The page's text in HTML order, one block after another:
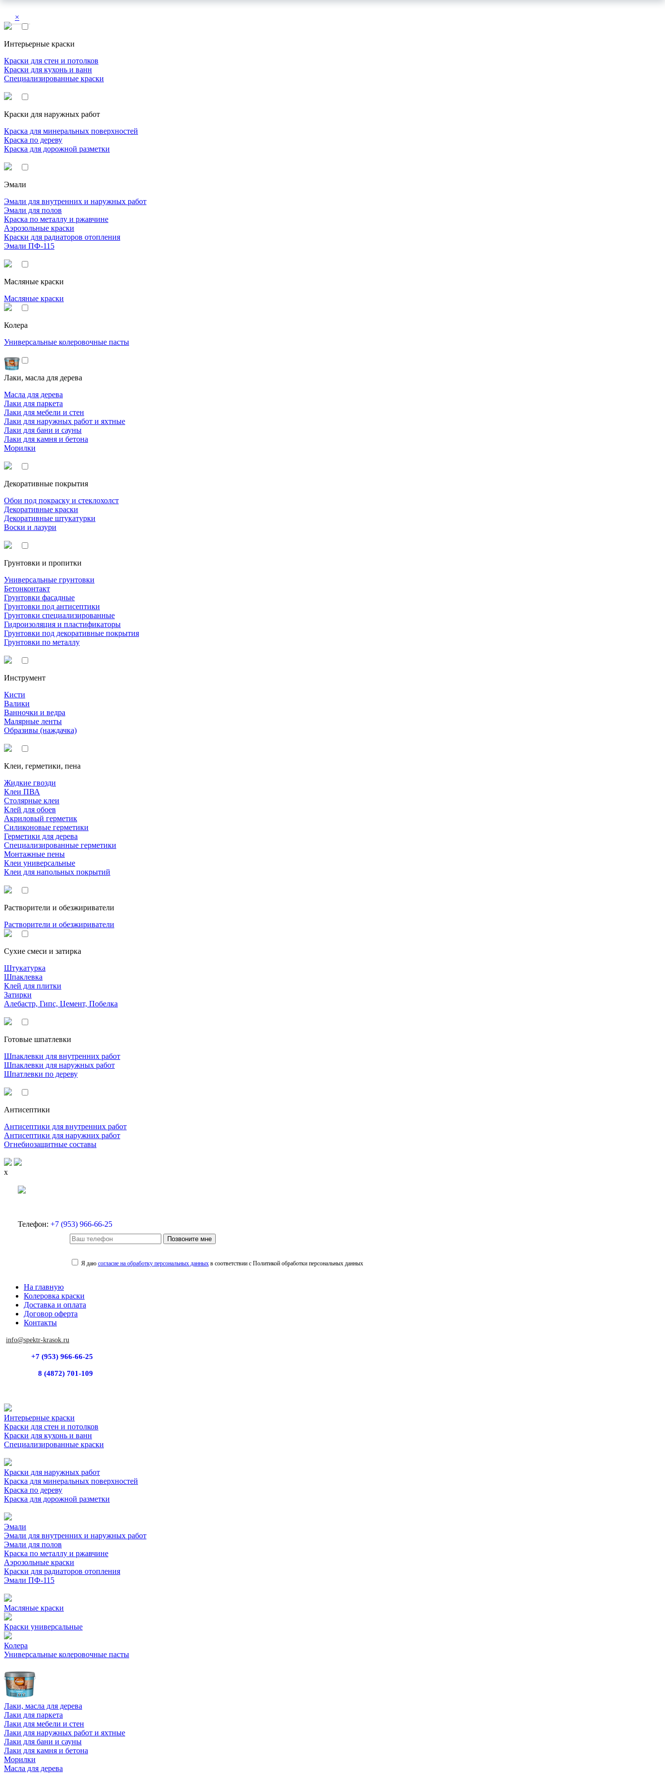
×
Интерьерные краски
Краски для стен и потолков
Краски для кухонь и ванн
Специализированные краски
Краски для наружных работ
Краска для минеральных поверхностей
Краска по дереву
Краска для дорожной разметки
Эмали
Эмали для внутренних и наружных работ
Эмали для полов
Краска по металлу и ржавчине
Аэрозольные краски
Краски для радиаторов отопления
Эмали ПФ-115
Масляные краски
Масляные краски
Колера
Универсальные колеровочные пасты
Лаки, масла для дерева
Масла для дерева
Лаки для паркета
Лаки для мебели и стен
Лаки для наружных работ и яхтные
Лаки для бани и сауны
Лаки для камня и бетона
Морилки
Декоративные покрытия
Обои под покраску и стеклохолст
Декоративные краски
Декоративные штукатурки
Воски и лазури
Грунтовки и пропитки
Универсальные грунтовки
Бетонконтакт
Грунтовки фасадные
Грунтовки под антисептики
Грунтовки специализированные
Гидроизоляция и пластификаторы
Грунтовки под декоративные покрытия
Грунтовки по металлу
Инструмент
Кисти
Валики
Ванночки и ведра
Малярные ленты
Образивы (наждачка)
Клеи, герметики, пена
Жидкие гвозди
Клеи ПВА
Столярные клеи
Клей для обоев
Акриловый герметик
Силиконовые герметики
Герметики для дерева
Специализированные герметики
Монтажные пены
Клеи универсальные
Клеи для напольных покрытий
Растворители и обезжириватели
Растворители и обезжириватели
Сухие смеси и затирка
Штукатурка
Шпаклевка
Клей для плитки
Затирки
Алебастр, Гипс, Цемент, Побелка
Готовые шпатлевки
Шпаклевки для внутренних работ
Шпаклевки для наружных работ
Шпатлевки по дереву
Антисептики
Антисептики для внутренних работ
Антисептики для наружних работ
Огнебиозащитные составы
x
Телефон: +7 (953) 966-66-25
Позвоните мне
Я даю согласие на обработку персональных данныхв соответствии с Политикой обработки персональных данных
На главную
Колеровка краски
Доставка и оплата
Договор оферта
Контакты
info@spektr-krasok.ru
+7 (953) 966-66-25
8 (4872) 701-109
Интерьерные краски
Краски для стен и потолков
Краски для кухонь и ванн
Специализированные краски
Краски для наружных работ
Краска для минеральных поверхностей
Краска по дереву
Краска для дорожной разметки
Эмали
Эмали для внутренних и наружных работ
Эмали для полов
Краска по металлу и ржавчине
Аэрозольные краски
Краски для радиаторов отопления
Эмали ПФ-115
Масляные краски
Краски универсальные
Колера
Универсальные колеровочные пасты
Лаки, масла для дерева
Лаки для паркета
Лаки для мебели и стен
Лаки для наружных работ и яхтные
Лаки для бани и сауны
Лаки для камня и бетона
Морилки
Масла для дерева